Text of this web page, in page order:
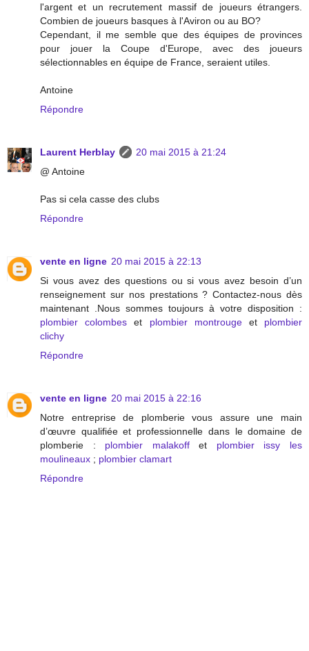
l'argent et un recrutement massif de joueurs étrangers.
Combien de joueurs basques à l'Aviron ou au BO?
Cependant, il me semble que des équipes de provinces
pour jouer la Coupe d'Europe, avec des joueurs
sélectionnables en équipe de France, seraient utiles.
Antoine
Répondre
Laurent Herblay
20 mai 2015 à 21:24
@ Antoine
Pas si cela casse des clubs
Répondre
vente en ligne 20 mai 2015 à 22:13
Si vous avez des questions ou si vous avez besoin d’un
renseignement sur nos prestations ? Contactez-nous dès
maintenant .Nous sommes toujours à votre disposition :
plombier colombes et plombier montrougeet plombier
clichy
Répondre
vente en ligne 20 mai 2015 à 22:16
Notre entreprise de plomberie vous assure une main
d’œuvre qualifiée et professionnelle dans le domaine de
plomberie : plombier malakoffet plombier issy les
moulineaux ; plombier clamart
Répondre